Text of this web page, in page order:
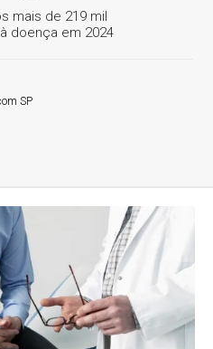
mais de 219 mil
doença em 2024
SP